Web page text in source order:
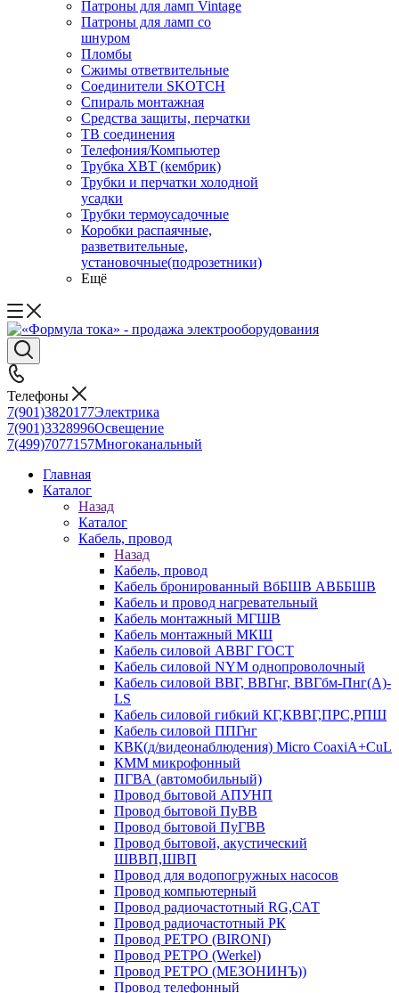
Патроны для ламп Vintage
Патроны для ламп со
шнуром
Пломбы
Сжимы ответвительные
Соединители SKOTCH
Спираль монтажная
Средства защиты, перчатки
ТВ соединения
Телефония/Компьютер
Трубка ХВТ (кембрик)
Трубки и перчатки холодной
усадки
Трубки термоусадочные
Коробки распаячные,
разветвительные,
установочные(подрозетники)
Ещё
Телефоны
7(901)3820177Электрика
7(901)3328996Освещение
7(499)7077157Многоканальный
Главная
Каталог
Назад
Каталог
Кабель, провод
Назад
Кабель, провод
Кабель бронированный ВбБШВ АВББШВ
Кабель и провод нагревательный
Кабель монтажный МГШВ
Кабель монтажный МКШ
Кабель силовой АВВГ ГОСТ
Кабель силовой NYM однопроволочный
Кабель силовой ВВГ, ВВГнг, ВВГбм-Пнг(А)-
LS
Кабель силовой гибкий КГ,КВВГ,ПРС,РПШ
Кабель силовой ППГнг
КВК(д/видеонаблюдения) Micro CoaxiA+CuL
КММ микрофонный
ПГВА (автомобильный)
Провод бытовой АПУНП
Провод бытовой ПуВВ
Провод бытовой ПуГВВ
Провод бытовой, акустический
ШВВП,ШВП
Провод для водопогружных насосов
Провод компьютерный
Провод радиочастотный RG,САТ
Провод радиочастотный РК
Провод РЕТРО (BIRONI)
Провод РЕТРО (Werkel)
Провод РЕТРО (МЕЗОНИНЪ))
Провод телефонный